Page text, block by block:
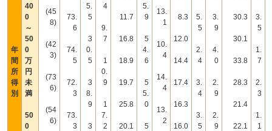
年
間
所
得
別
40
0
～
50
0
万
円
未
満
50
0
(45
8)
(42
3)
(73
6)
(54
6)
73.
6
74.
5
72.
3
73.
3
5.
5
3
0.
5
3
8.
9
3
4
9.
7
1
0.
9
1
7.
2
11.7
16.8
18.9
19.7
25.8
20.1
5.
9
5
4.
6
5
5.
0
5
13.
1
10.
4
14.
4
13.
2
8.3
12.0
14.4
17.4
16.3
16.0
5.
5
2.
4
3.
4
3.
5
3.
9
4.
0
2.
9
2.
9
30.3
30.1
33.8
28.3
21.4
22.1
3.
5
1.
7
2.
3
1.
1